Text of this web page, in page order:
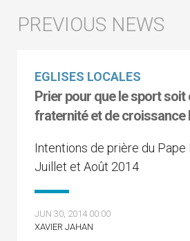
EGLISES LOCALES
Prier pour que le sport
fraternité et de croissance
Intentions de prière du Pape
Juillet et Août 2014
JUN 30, 2014 00:00
XAVIER JAHAN